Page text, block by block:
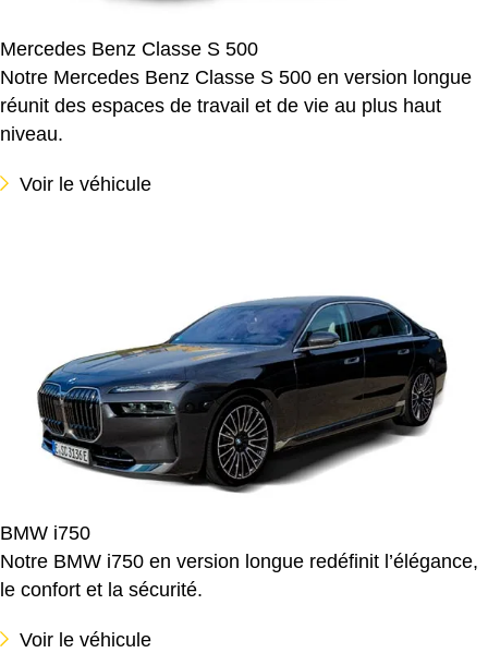
Mercedes Benz Classe S 500
Notre Mercedes Benz Classe S 500 en version longue
réunit des espaces de travail et de vie au plus haut
niveau.
Voir le véhicule
BMW i750
Notre BMW i750 en version longue redéfinit l’élégance,
le confort et la sécurité.
Voir le véhicule